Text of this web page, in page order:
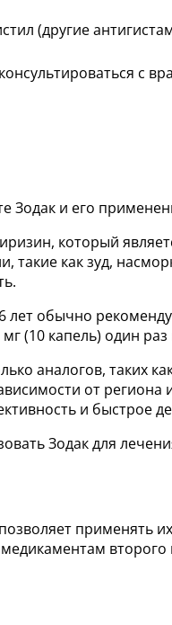
(другие
с
Зодак и его
который
такие как зуд,
лет обычно
(10 капель) один
аналогов, таких
от
и быстрое
Зодак для
применять
медикаментам